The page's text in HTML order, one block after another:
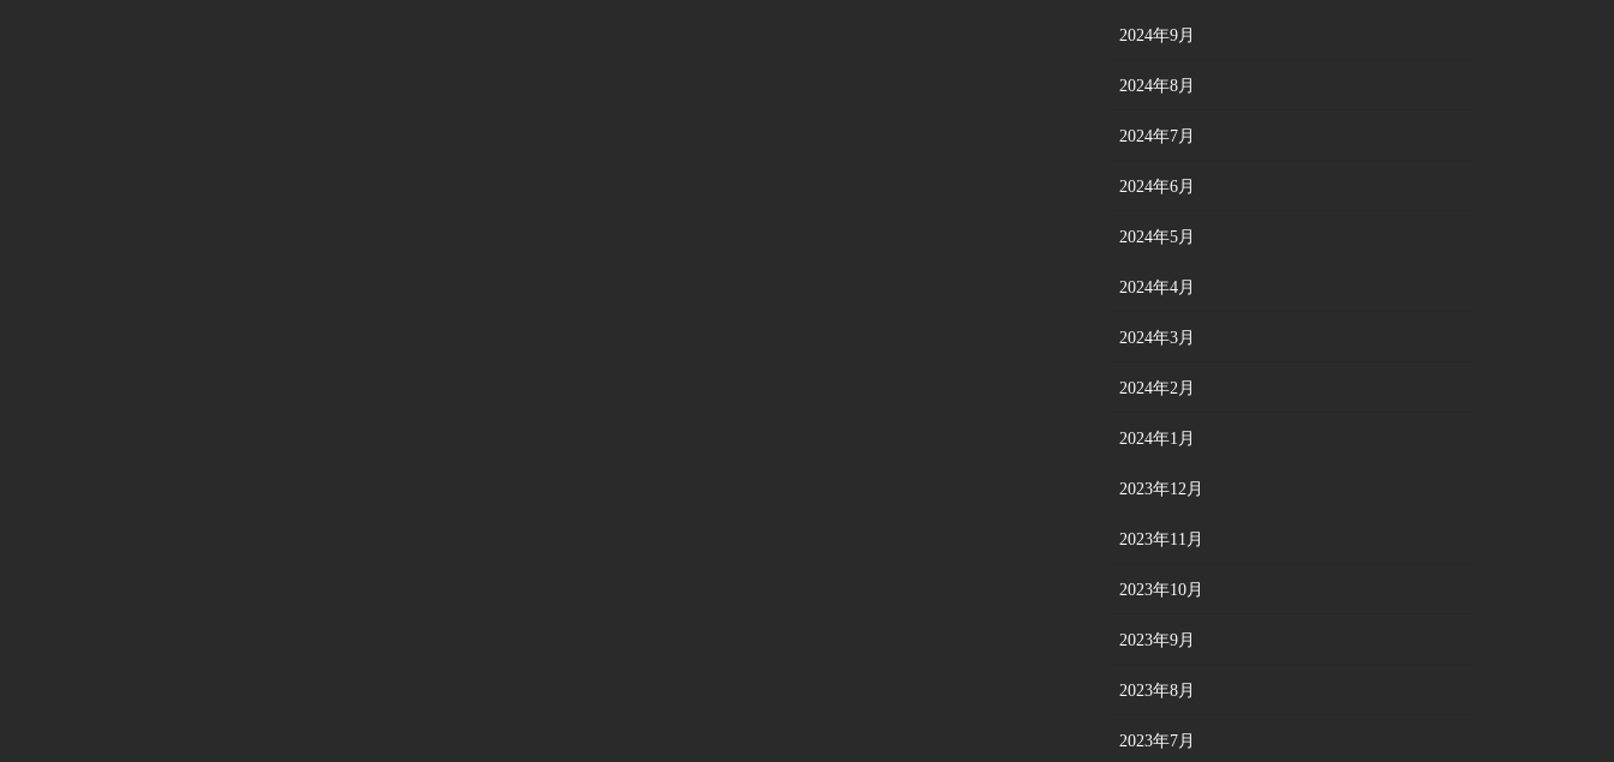
2024年9月
2024年8月
2024年7月
2024年6月
2024年5月
2024年4月
2024年3月
2024年2月
2024年1月
2023年12月
2023年11月
2023年10月
2023年9月
2023年8月
2023年7月